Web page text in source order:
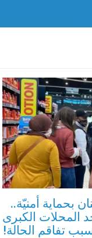
بحماية أمنيّة..
المحلات الكبرى